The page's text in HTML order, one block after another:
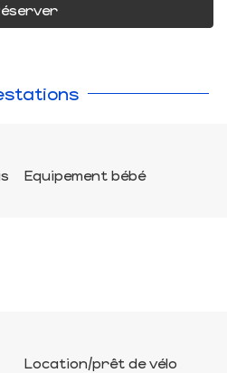
Equipement bébé
Location/prêt de vélo